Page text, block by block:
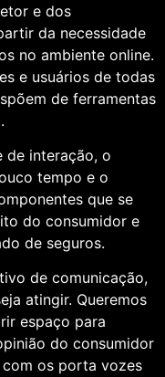
e dos
da necessidade
no ambiente online.
e usuários de todas
de ferramentas
de interação, o
tempo e o
que se
do consumidor e
de seguros.
de comunicação,
atingir. Queremos
espaço para
do consumidor
os porta vozes